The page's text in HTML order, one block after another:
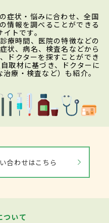
試験などがある。
膜の状態や潰瘍の
状態を直接見て把
のレベルまで進んで
た、内視鏡検査は
認するだけでな
合は、薬による治
症状・悩みに合わせ、全国
情報を調べることができる
トです。
療時間、医院の特徴などの
状、病名、検査名などから
ドクターを探すことができ
取材に基づき、ドクターに
療・検査など）も紹介。
合わせはこちら
ついて